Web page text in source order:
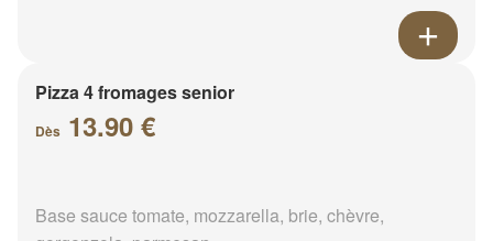
Pizza 4 fromages senior
Dès 13.90 €
Base sauce tomate, mozzarella, brie, chèvre,